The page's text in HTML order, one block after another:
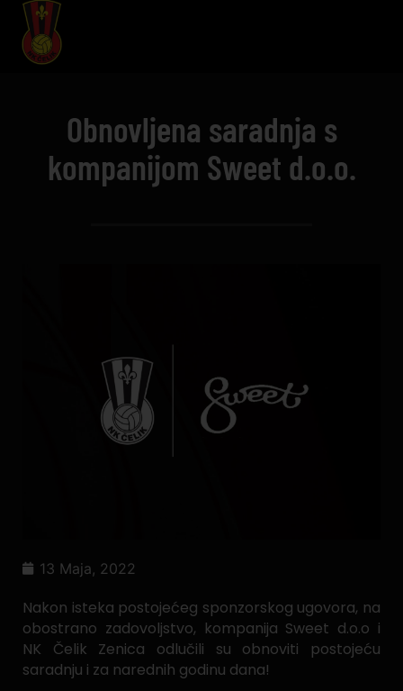
Obnovljena saradnja s
kompanijom Sweet d.o.o.
13 Maja, 2022
Nakon isteka postojećeg sponzorskog ugovora, na
obostrano zadovoljstvo, kompanija Sweet d.o.o i
NK Čelik Zenica odlučili su obnoviti postojeću
saradnju i za narednih godinu dana!